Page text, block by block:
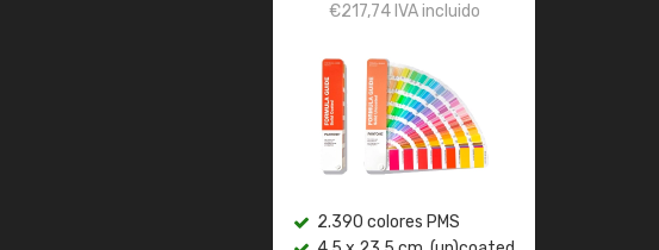
€217,74IVA incluido
2.390 colores PMS